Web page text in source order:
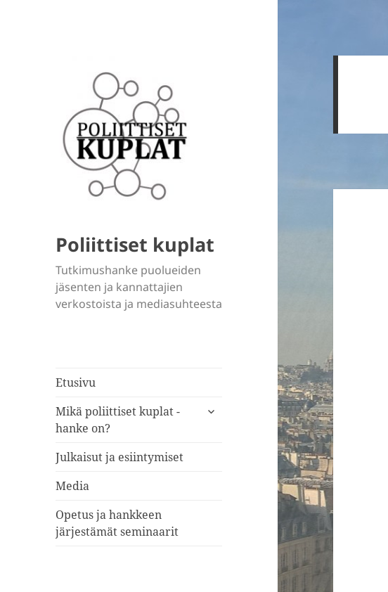
Poliittiset kuplat
Tutkimushanke puolueiden
jäsenten ja kannattajien
verkostoista ja mediasuhteesta
Etusivu
Mikä poliittiset kuplat -
hanke on?
näytä
Julkaisut ja esiintymiset
Media
Opetus ja hankkeen
järjestämät seminaarit